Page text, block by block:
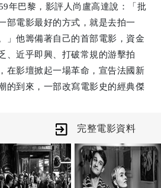
年巴黎，影評人尚盧高達說：「批
部電影最好的方式，就是去拍一
」他籌備著自己的首部電影，資金
、近乎即興、打破常規的游擊拍
在影壇掀起一場革命，宣告法國新
的到來，一部改寫電影史的經典傑
籌備超過10年，重現高達傳奇開山作
了氣】的創作過程。以圍繞高達周
眾人視角，復刻場景、戲裡戲外呼
共同致敬對電影的熱忱與摯愛。不
完整電影資料